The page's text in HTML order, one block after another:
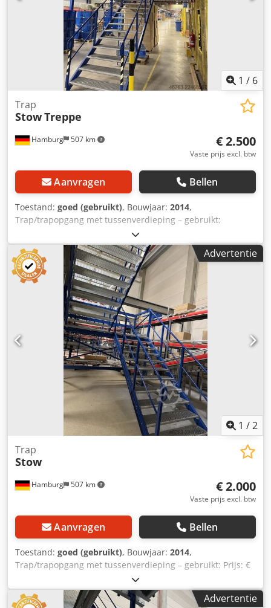
1 / 6
Hamburg 507 km
Trap
StowTreppe
€ 2.500
Vaste prijs excl. btw
Aanvragen Bellen
Toestand: goed (gebruikt), Bouwjaar: 2014,
Trap/trapopgang met tussenverdieping – gebruikt:
Dedezqz T Djpfx Anljwa Prijs: € 2.500,- (exclusief btw),
gedemonteerd, verpakt en geladen, af te halen op locatie!
Positie 1 Fabrikant: Stow Type: onbekend Bouwjaar: 2014
Van begane grond naar het platform: ca. 14 treden
(waarbij de 14e trede op dezelfde hoogte is als het
platform) Van platform naar bovenverdieping: 11 treden
(waarbij de 11e trede op dezelfde hoogte is als de
bovenverdieping) Afstand tussen de treden: ca. 18,5 cm
Breedte: ca. 1,25 m Met tussenverdieping Treden:
gegalvaniseerde roosterroosters Wangen en leuning
geverfd Staat: goed Beschikbaar: vanaf ca. Q4/2026
Locatie: Hamburg
Advertentie
1 /2
Hamburg 507 km
Trap
Stow
€ 2.000
Vaste prijs excl. btw
Aanvragen Bellen
Toestand: goed (gebruikt), Bouwjaar: 2014,
Trap/trapopgang met tussenverdieping – gebruikt: Prijs: €
2.000,- (netto), gedemonteerd, verpakt en geladen,
afhaalprijs vanaf locatie! Positie 4 Fabrikant: Stow Djdpfx
Anozqz Sysljwa Type: onbekend Bouwjaar: 2014 Van de
Advertentie